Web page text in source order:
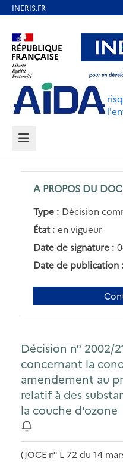
contenu
principal
Aller au contenu
Aller au pied de page
MENU
A PROPOS DU
Type : Décision
État : en vigueur
Date de signature :
Date de publication :
Décision n° 2002/
concernant la
amendement au
relatif à des
la couche d'ozone
(JOCE n° L 72 du 14